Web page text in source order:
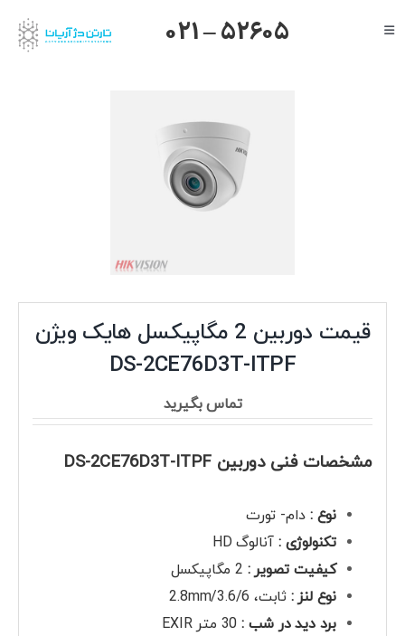
to
Toggle
درباره ما
021 – 52605
قیمت دوربین 2 مگاپیکسل هایک ویژن
DS-2CE76D3T-ITPF
تماس بگیرید
مشخصات فنی دوربین DS-2CE76D3T-ITPF
نوع: دام- تورت
تکنولوژی : آنالوگ HD
کیفیت تصویر : 2 مگاپیکسل
نوع لنز :ثابت، 2.8mm/3.6/6
برد دید در شب : 30 متر EXIR